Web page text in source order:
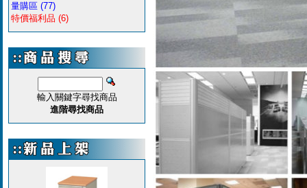
量購區 (77)
特價福利品 (6)
輸入關鍵字尋找商品
進階尋找商品